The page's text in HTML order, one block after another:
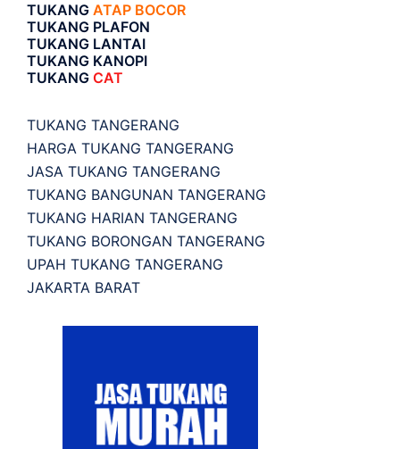
TUKANG ATAP BOCOR
TUKANG PLAFON
TUKANG LANTAI
TUKANG KANOPI
TUKANG CAT
TUKANG TANGERANG
HARGA TUKANG TANGERANG
JASA TUKANG TANGERANG
TUKANG BANGUNAN TANGERANG
TUKANG HARIAN TANGERANG
TUKANG BORONGAN TANGERANG
UPAH TUKANG TANGERANG
JAKARTA BARAT